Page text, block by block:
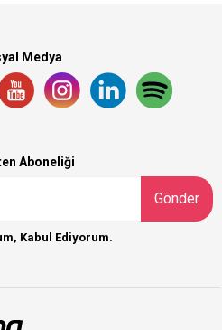
Medya
Aboneliği
Gönder
Kabul Ediyorum.